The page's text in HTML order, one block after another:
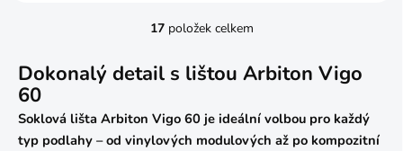
O
l
á
a
c
17položek celkem
Dokonalý detail s lištou Arbiton Vigo
60
Soklová lišta Arbiton Vigo 60 je ideální volbou pro každý
typ podlahy – od vinylových modulových až po kompozitní